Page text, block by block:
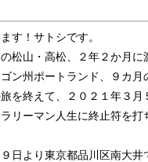
す！サトシです。
松山・高松、２年２か月に
ン州ポートランド、９カ月
を終えて、２０２１年３月
リーマン人生に終止符を打
日より東京都品川区南大井